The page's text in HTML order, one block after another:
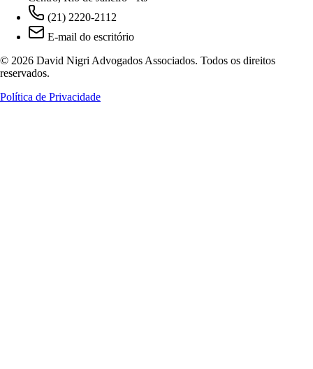
(21) 2220-2112
E-mail do escritório
© 2026 David Nigri Advogados Associados. Todos os direitos
reservados.
Política de Privacidade